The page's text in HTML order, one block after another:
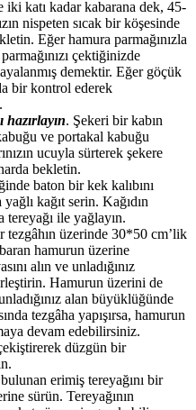
iki katı kadar kabarana dek, 45-
nispeten sıcak bir köşesinde
Eğer hamura parmağınızla
çektiğinizde
demektir. Eğer göçük
bir kontrol ederek
hazırlayın. Şekeri bir kabın
ve portakal kabuğu
ucuyla sürterek şekere
bekletin.
baton bir kek kalıbını
kağıt serin. Kağıdın
tereyağı ile yağlayın.
üzerinde 30*50 cm’lik
hamurun üzerine
alın ve unladığınız
Hamurun üzerini de
alan büyüklüğünde
tezgâha yapışırsa, hamurun
devam edebilirsiniz.
düzgün bir
erimiş tereyağını bir
sürün. Tereyağının